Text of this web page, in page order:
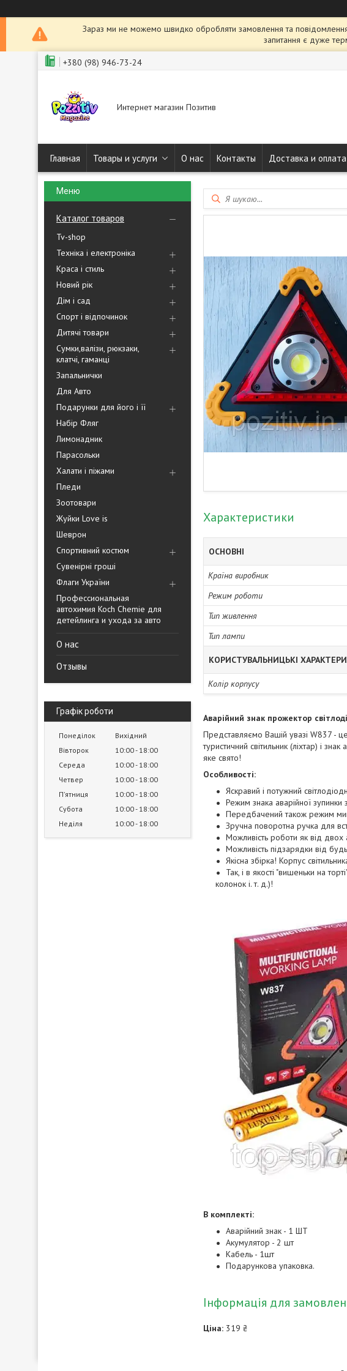
Зараз ми не можемо швидко обробляти замовлення та
запитання є дуже
+380 (98) 946-73-24
Интернет магазин Позитив
Главная Товары и услуги О нас Контакты Доставка и оплата
Каталог товаров
Tv-shop
Техніка і електроніка
Краса і стиль
Новий рік
Дім і сад
Спорт і відпочинок
Дитячі товари
Сумки,валізи, рюкзаки,
клатчі, гаманці
Запальнички
Для Авто
Подарунки для його і її
Набір Фляг
Лимонадник
Парасольки
Халати і піжами
Пледи
Зоотовари
Жуйки Love is
Шеврон
Спортивний костюм
Сувенірні гроші
Флаги України
Профессиональная
автохимия Koch Chemie для
детейлинга и ухода за авто
О нас
Отзывы
Графік роботи
Понеділок
Вихідний
Вівторок
10:00 18:00
Середа
10:00 18:00
Четвер
10:00 18:00
Пʼятниця
10:00 18:00
Субота
10:00 18:00
Неділя
10:00 18:00
Характеристики
ОСНОВНІ
Країна виробник
Режим роботи
Тип живлення
Тип лампи
КОРИСТУВАЛЬНИЦЬКІ
Колір корпусу
Аварійний знак прожектор
Представляємо Вашій увазі W837 -
туристичний світильник (ліхтар) і
яке свято!
Особливості:
Яскравий і потужний
Режим знака аварійної зупинки
Передбачений також режим
Зручна поворотна ручка для
Можливість роботи як від двох
Можливість підзарядки від
Якісна збірка! Корпус
Так, і в якості "вишеньки на
колонок і. т. д.)!
В комплекті:
Аварійний знак - 1 ШТ
Акумулятор - 2 шт
Кабель - 1шт
Подарункова упаковка.
Інформація для
Ціна: 319 ₴